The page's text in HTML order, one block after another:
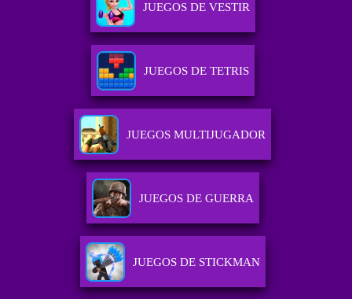
JUEGOS DE VESTIR
JUEGOS DE TETRIS
JUEGOS MULTIJUGADOR
JUEGOS DE GUERRA
JUEGOS DE STICKMAN